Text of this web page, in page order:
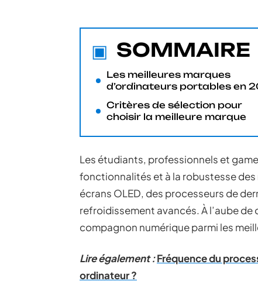
SOMMAIRE
Les meilleures marques
d’ordinateurs portables en
Critères de sélection pour
choisir la meilleure marque
Les étudiants, professionnels et
fonctionnalités et à la robustesse
écrans OLED, des processeurs de
refroidissement avancés. À l’aube
compagnon numérique parmi les
Lire également :Fréquence du
ordinateur ?